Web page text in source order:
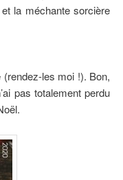
la méchante sorcière
les moi !). Bon,
pas totalement perdu